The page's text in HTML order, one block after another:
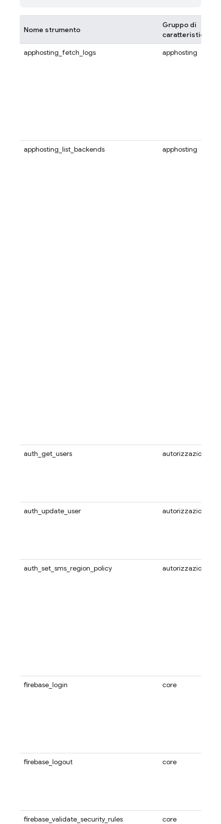
Nome strumento
Gruppo di
caratteristiche
apphosting_fetch_logs
apphosting
apphosting_list_backends apphosting
auth_get_users autorizzazione
auth_update_user autorizzazione
auth_set_sms_region_policy autorizzazione
firebase_login core
firebase_logout core
firebase_validate_security_rules core